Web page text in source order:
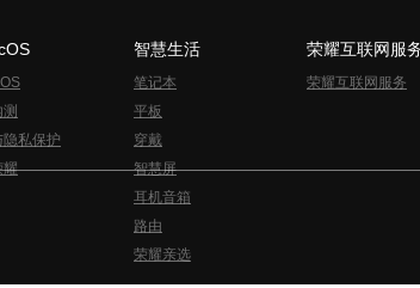
私保护
耀
智慧生活
笔记本
平板
穿戴
智慧屏
耳机音箱
路由
荣耀亲选
荣耀互联网服
荣耀互联网服务